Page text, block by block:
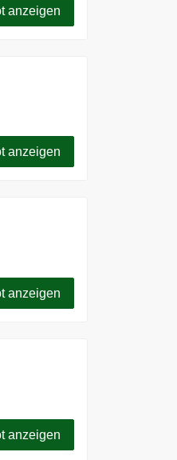
anzeigen
anzeigen
anzeigen
anzeigen